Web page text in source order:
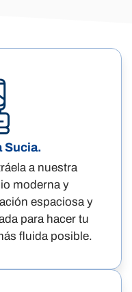
Sucia.
a nuestra
moderna y
espaciosa y
para hacer tu
fluida posible.